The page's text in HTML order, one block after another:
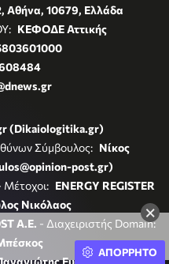
×
Αθήνα, 10679, Ελλάδα
ΚΕΦΟΔΕ Αττικής
(Dikaiologitika.gr)
Σύμβουλος: Νίκος
post.gr)
Μέτοχοι: ENERGY REGISTER
Νικόλαος
A.E. - Διαχειριστής Domain:
ΑΠΟΡΡΗΤΟ